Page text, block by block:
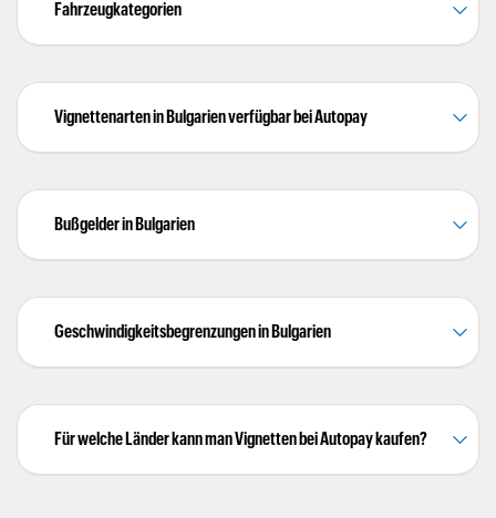
Fahrzeugkategorien
Vignettenarten in Bulgarien verfügbar bei Autopay
Bußgelder in Bulgarien
Geschwindigkeitsbegrenzungen in Bulgarien
Für welche Länder kann man Vignetten bei Autopay kaufen?